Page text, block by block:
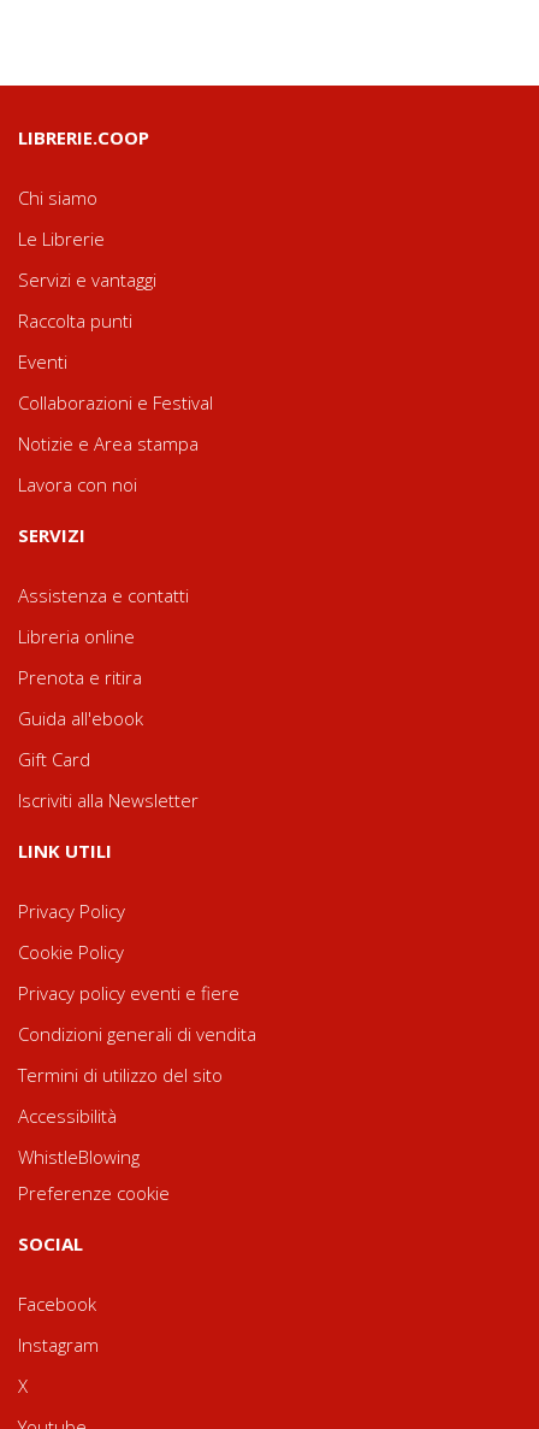
LIBRERIE.COOP
Chi siamo
Le Librerie
Servizi e vantaggi
Raccolta punti
Eventi
Collaborazioni e Festival
Notizie e Area stampa
Lavora con noi
SERVIZI
Assistenza e contatti
Libreria online
Prenota e ritira
Guida all'ebook
Gift Card
Iscriviti alla Newsletter
LINK UTILI
Privacy Policy
Cookie Policy
Privacy policy eventi e fiere
Condizioni generali di vendita
Termini di utilizzo del sito
Accessibilità
WhistleBlowing
Preferenze cookie
SOCIAL
Facebook
Instagram
X